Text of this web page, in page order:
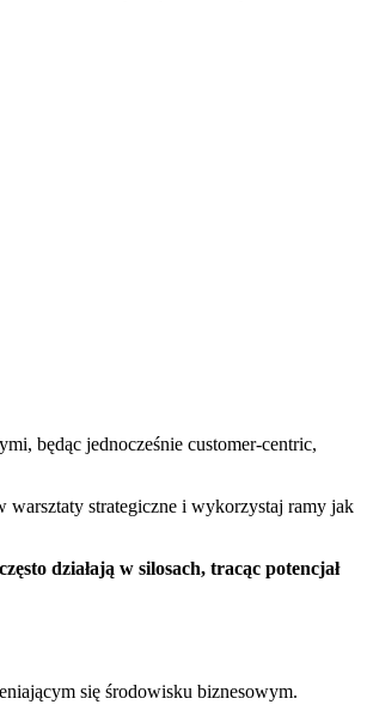
będąc jednocześnie customer-centric,
warsztaty strategiczne i wykorzystaj ramy jak
działają w silosach, tracąc potencjał
się środowisku biznesowym.